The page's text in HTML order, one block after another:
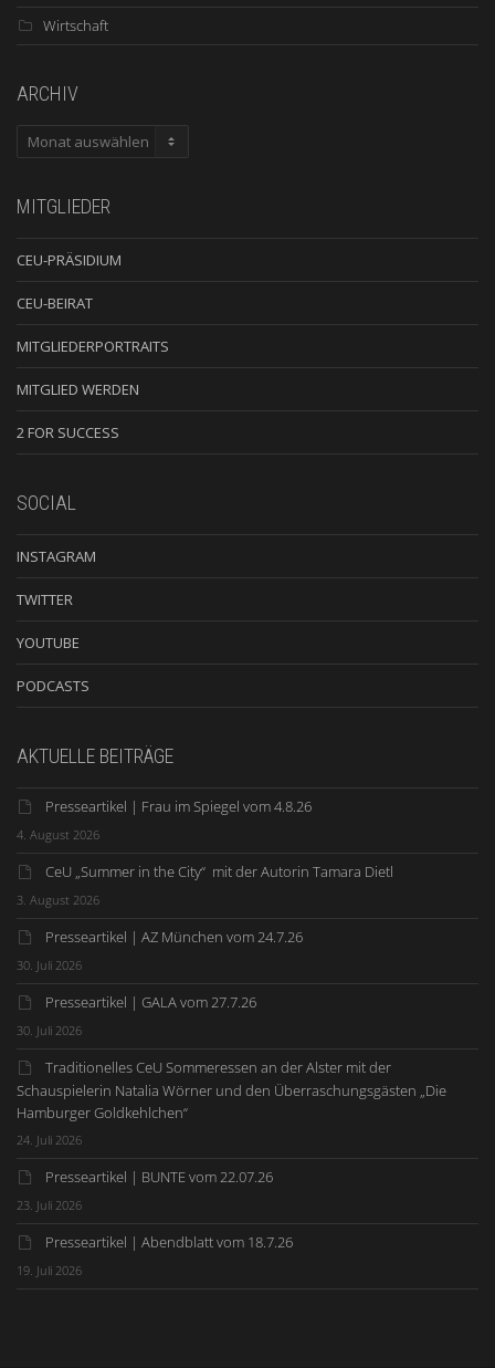
Wirtschaft
ARCHIV
ARCHIV
MITGLIEDER
CEU-PRÄSIDIUM
CEU-BEIRAT
MITGLIEDERPORTRAITS
MITGLIED WERDEN
2 FOR SUCCESS
SOCIAL
INSTAGRAM
TWITTER
YOUTUBE
PODCASTS
AKTUELLE BEITRÄGE
Presseartikel | Frau im Spiegel vom 4.8.26
4. August 2026
CeU „Summer in the City“ mit der Autorin Tamara Dietl
3. August 2026
Presseartikel | AZ München vom 24.7.26
30. Juli 2026
Presseartikel | GALA vom 27.7.26
30. Juli 2026
Traditionelles CeU Sommeressen an der Alster mit der
Schauspielerin Natalia Wörner und den Überraschungsgästen „Die
Hamburger Goldkehlchen“
24. Juli 2026
Presseartikel | BUNTE vom 22.07.26
23. Juli 2026
Presseartikel | Abendblatt vom 18.7.26
19. Juli 2026